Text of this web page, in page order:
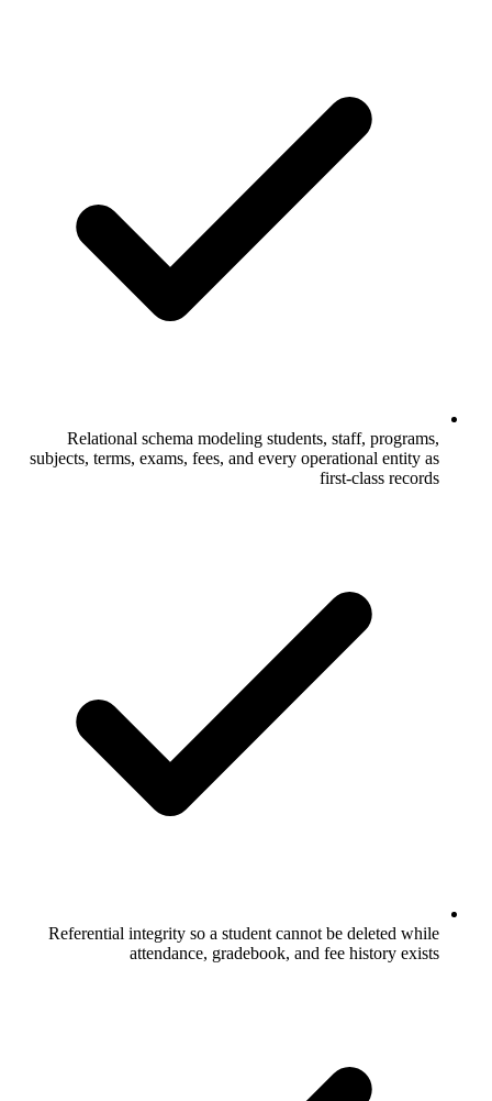
Relational schema modeling students, staff, programs,
subjects, terms, exams, fees, and every operational entity as
first-class records
Referential integrity so a student cannot be deleted while
attendance, gradebook, and fee history exists